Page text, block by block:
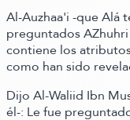
Al-Auzhaa'i -que Alá
preguntados
contiene los
como han sido
Dijo Al-Waliid Ibn
él-: Le fue